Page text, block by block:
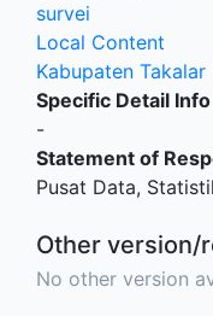
survei
Local Content
Kabupaten Takalar
Specific Detail Info
-
Statement of
Pusat Data,
Other version/
No other version